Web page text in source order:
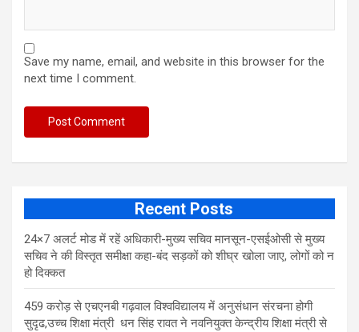
Save my name, email, and website in this browser for the
next time I comment.
Recent Posts
24×7 अलर्ट मोड में रहें अधिकारी-मुख्य सचिव मानसून-एसईओसी से मुख्य
सचिव ने की विस्तृत समीक्षा कहा-बंद सड़कों को शीघ्र खोला जाए, लोगों को न
हो दिक्कत
459 करोड़ से एचएनबी गढ़वाल विश्वविद्यालय में अनुसंधान संरचना होगी
सुदृढ,उच्च शिक्षा मंत्री धन सिंह रावत ने नवनियुक्त केन्द्रीय शिक्षा मंत्री से